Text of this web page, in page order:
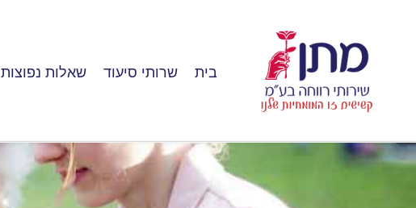
בית שרותי סיעוד שאלות נפוצות